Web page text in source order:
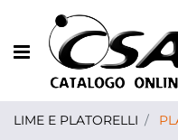
Open menu
LIME E PLATORELLI